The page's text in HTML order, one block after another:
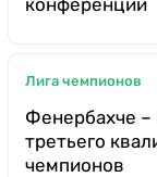
Лига чемпионов
Фенербахче –
третьего
чемпионов